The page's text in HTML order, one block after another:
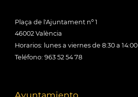
Plaça de l'Ajuntament nº 1
46002 València
Horarios: lunes a viernes de 8:30 a
Teléfono: 963 52 54 78
Ayuntamiento